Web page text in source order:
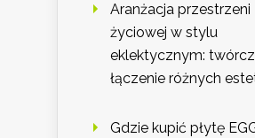
Aranżacja przestrzeni
życiowej w stylu
eklektycznym:
łączenie różnych
Gdzie kupić płytę